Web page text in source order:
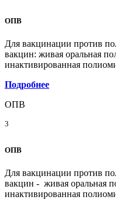
ОПВ
Для вакцинации против
вакцин: живая оральная
инактивированная
Подробнее
ОПВ
3
ОПВ
Для вакцинации против
вакцин - живая оральная
инактивированная